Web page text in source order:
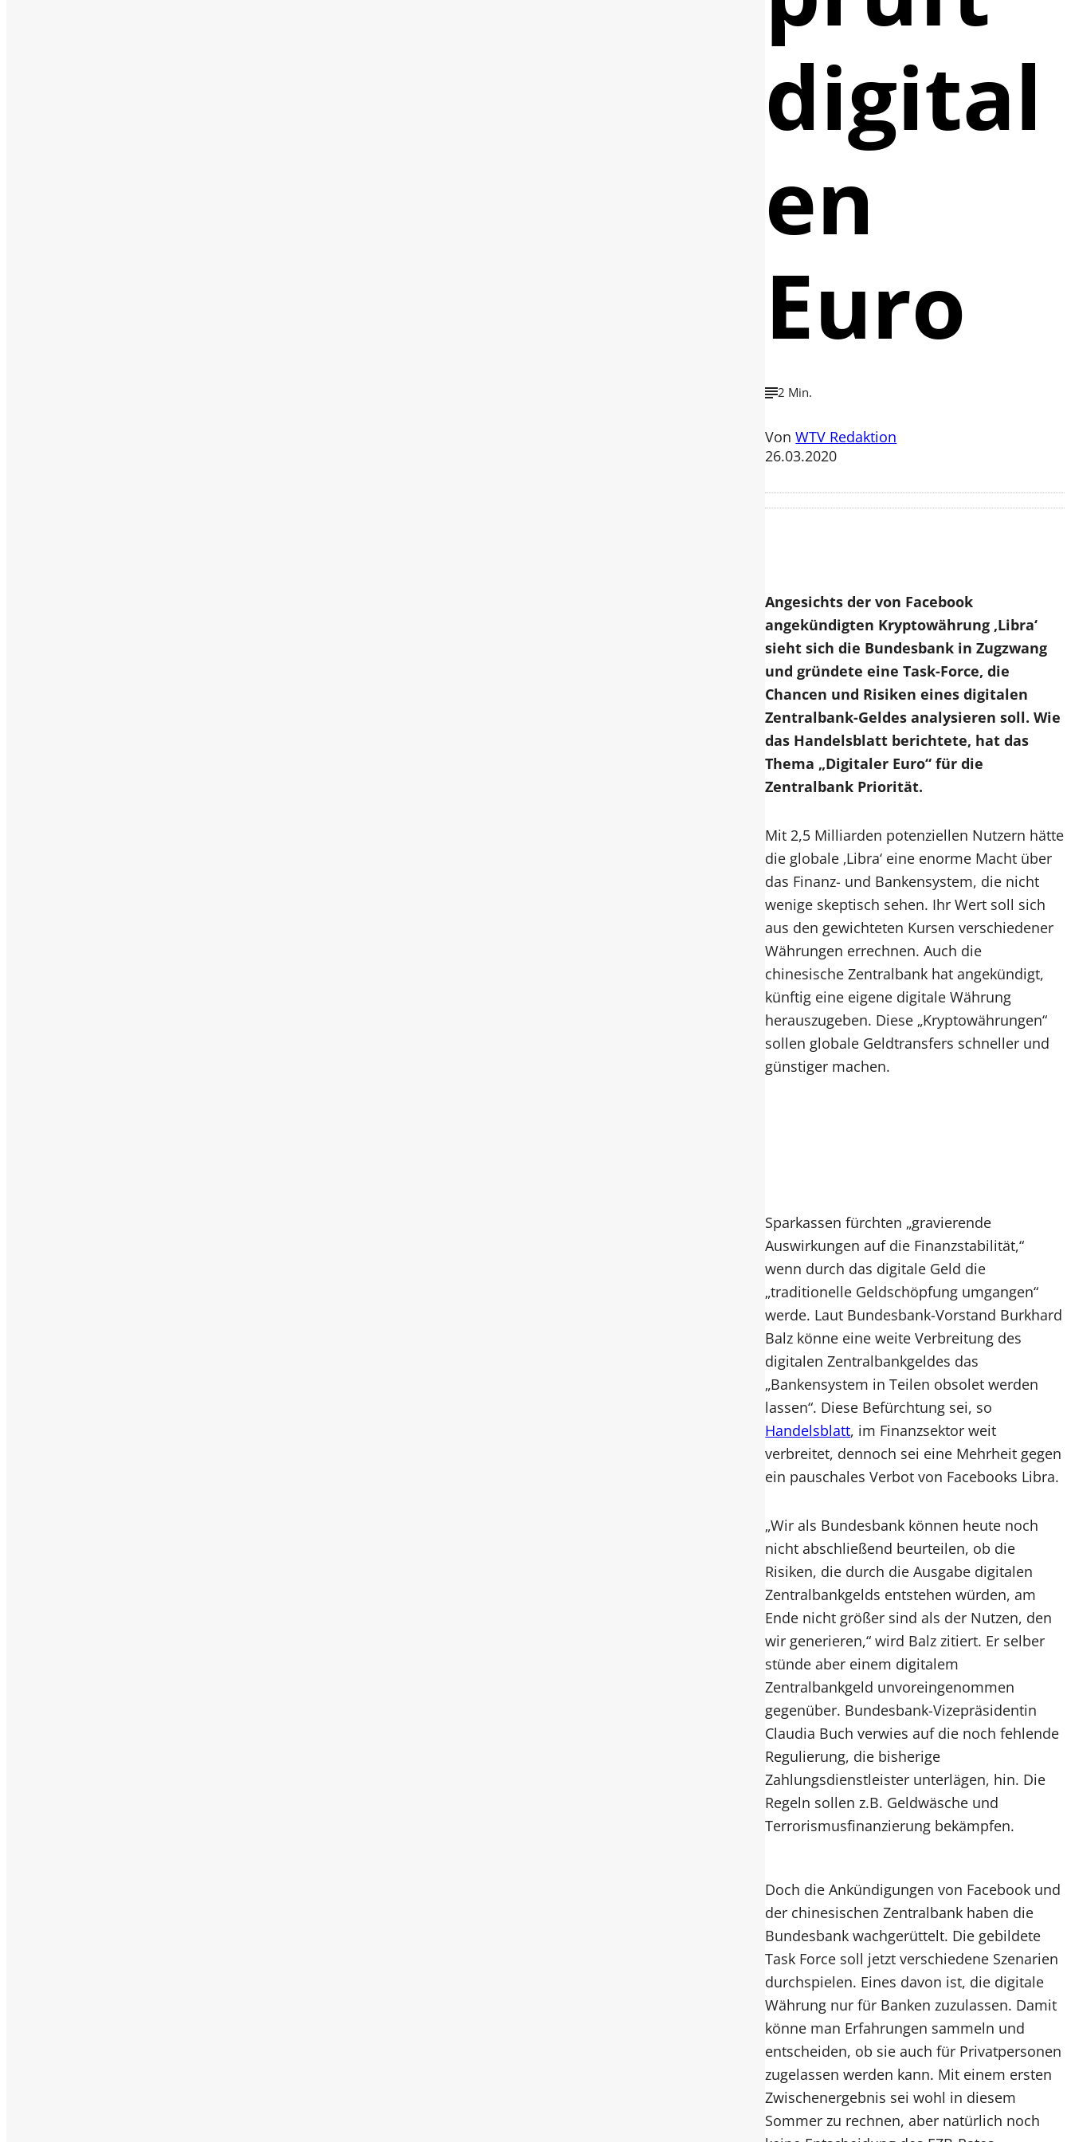
digital
en
Euro
2 Min.
VonWTV Redaktion
26.03.2020
Angesichts der von Facebook
angekündigten Kryptowährung ‚Libra‘
sieht sich die Bundesbank in Zugzwang
und gründete eine Task-Force, die
Chancen und Risiken eines digitalen
Zentralbank-Geldes analysieren soll. Wie
das Handelsblatt berichtete, hat das
Thema „Digitaler Euro“ für die
Zentralbank Priorität.
Mit 2,5 Milliarden potenziellen Nutzern hätte
die globale ‚Libra‘ eine enorme Macht über
das Finanz- und Bankensystem, die nicht
wenige skeptisch sehen. Ihr Wert soll sich
aus den gewichteten Kursen verschiedener
Währungen errechnen. Auch die
chinesische Zentralbank hat angekündigt,
künftig eine eigene digitale Währung
herauszugeben. Diese „Kryptowährungen“
sollen globale Geldtransfers schneller und
günstiger machen.
Sparkassen fürchten „gravierende
Auswirkungen auf die Finanzstabilität,“
wenn durch das digitale Geld die
„traditionelle Geldschöpfung umgangen“
werde. Laut Bundesbank-Vorstand Burkhard
Balz könne eine weite Verbreitung des
digitalen Zentralbankgeldes das
„Bankensystem in Teilen obsolet werden
lassen“. Diese Befürchtung sei, so
Handelsblatt, im Finanzsektor weit
verbreitet, dennoch sei eine Mehrheit gegen
ein pauschales Verbot von Facebooks Libra.
„Wir als Bundesbank können heute noch
nicht abschließend beurteilen, ob die
Risiken, die durch die Ausgabe digitalen
Zentralbankgelds entstehen würden, am
Ende nicht größer sind als der Nutzen, den
wir generieren,“ wird Balz zitiert. Er selber
stünde aber einem digitalem
Zentralbankgeld unvoreingenommen
gegenüber. Bundesbank-Vizepräsidentin
Claudia Buch verwies auf die noch fehlende
Regulierung, die bisherige
Zahlungsdienstleister unterlägen, hin. Die
Regeln sollen z.B. Geldwäsche und
Terrorismusfinanzierung bekämpfen.
Doch die Ankündigungen von Facebook und
der chinesischen Zentralbank haben die
Bundesbank wachgerüttelt. Die gebildete
Task Force soll jetzt verschiedene Szenarien
durchspielen. Eines davon ist, die digitale
Währung nur für Banken zuzulassen. Damit
könne man Erfahrungen sammeln und
entscheiden, ob sie auch für Privatpersonen
zugelassen werden kann. Mit einem ersten
Zwischenergebnis sei wohl in diesem
Sommer zu rechnen, aber natürlich noch